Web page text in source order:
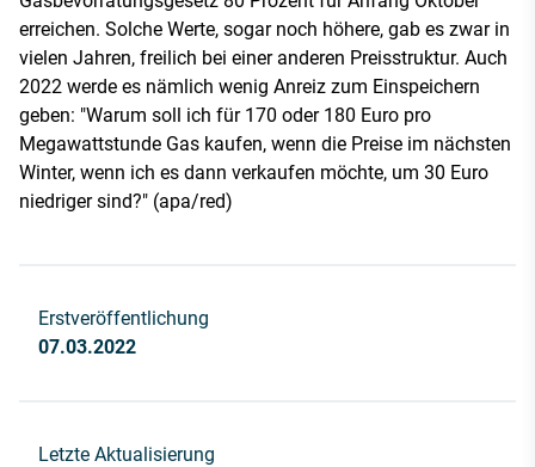
erreichen. Solche Werte, sogar noch höhere, gab es zwar in
vielen Jahren, freilich bei einer anderen Preisstruktur. Auch
2022 werde es nämlich wenig Anreiz zum Einspeichern
geben: "Warum soll ich für 170 oder 180 Euro pro
Megawattstunde Gas kaufen, wenn die Preise im nächsten
Winter, wenn ich es dann verkaufen möchte, um 30 Euro
niedriger sind?" (apa/red)
Erstveröffentlichung
07.03.2022
Letzte Aktualisierung